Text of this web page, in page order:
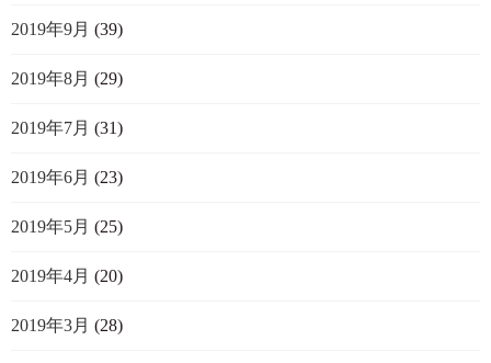
2019年9月 (39)
2019年8月 (29)
2019年7月 (31)
2019年6月 (23)
2019年5月 (25)
2019年4月 (20)
2019年3月 (28)